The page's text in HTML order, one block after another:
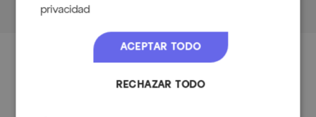
Sillón apilable Villana antracita
Color de la estructura: antracita
artículo
Material principal:
El acero inoxidable 304 no solo se ve elegante, sino que
muchas propiedades positivas, como su estabilidad y
Accesorios
privacidad
ACEPTAR TODO
RECHAZAR TODO